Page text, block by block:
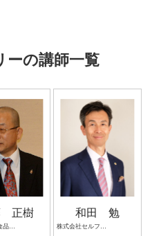
ーの講師一覧
正樹
（元）日清食品ホールディングス(株) 知的財産部長 学校法人新潟食料農業大学 客員教授
和田 勉
株式会社セルフ・インプルーブ 代表取締役